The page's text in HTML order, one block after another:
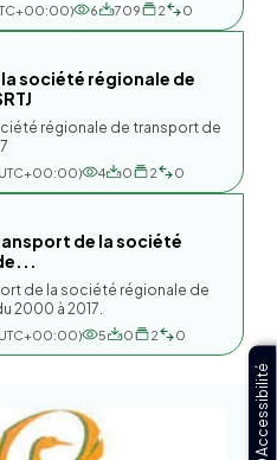
Accessibilité
6 709 2 0
société régionale de
régionale de transport de
4 0 2 0
de la société
de la société régionale de
2000 à 2017.
5 0 2 0